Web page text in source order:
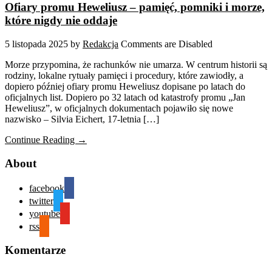
Ofiary promu Heweliusz – pamięć, pomniki i morze,
które nigdy nie oddaje
5 listopada 2025 by Redakcja Comments are Disabled
Morze przypomina, że rachunków nie umarza. W centrum historii są
rodziny, lokalne rytuały pamięci i procedury, które zawiodły, a
dopiero później ofiary promu Heweliusz dopisane po latach do
oficjalnych list. Dopiero po 32 latach od katastrofy promu „Jan
Heweliusz”, w oficjalnych dokumentach pojawiło się nowe
nazwisko – Silvia Eichert, 17-letnia […]
Continue Reading →
About
facebook
twitter
youtube
rss
Komentarze